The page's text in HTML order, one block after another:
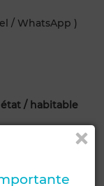
/ WhatsApp )
/ habitable